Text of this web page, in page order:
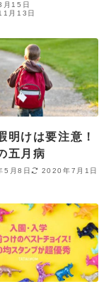
15日
月13日
明けは要注意！
五月病
5月8日 2020年7月1日